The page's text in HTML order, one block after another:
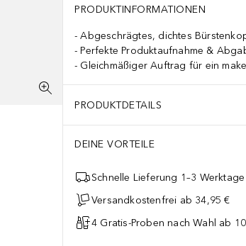
PRODUKTINFORMATIONEN
Abgeschrägtes, dichtes
Perfekte Produktaufnahme &
Gleichmäßiger Auftrag für ein
PRODUKTDETAILS
DEINE VORTEILE
Schnelle Lieferung 1–3
Versandkostenfrei ab 34,95 €
4 Gratis-Proben nach Wahl ab 10